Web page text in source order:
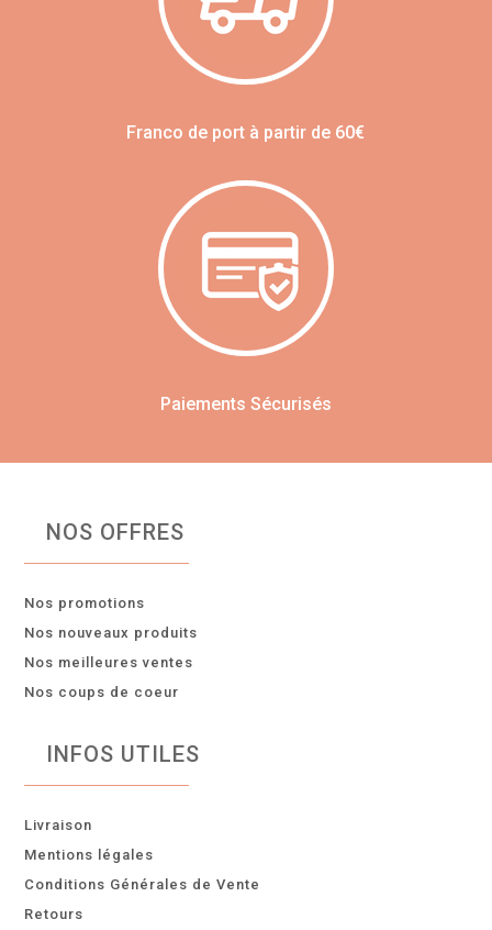
Franco de port à partir de 60€
Paiements Sécurisés
NOS OFFRES
Nos promotions
Nos nouveaux produits
Nos meilleures ventes
Nos coups de coeur
INFOS UTILES
Livraison
Mentions légales
Conditions Générales de Vente
Retours